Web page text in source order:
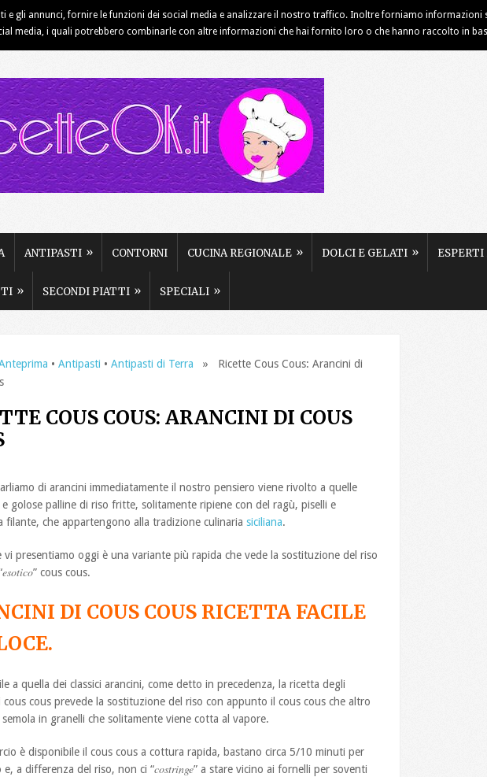
SIAMO CONTATTI INFORMATIVA COOKIE NOTE LEGALI PUBBLICITÀ
ANTIPASTI » CONTORNI CUCINA REGIONALE » DOLCI E GELATI »
» SECONDI PIATTI » SPECIALI »
• Antipasti • Antipasti di Terra » Ricette Cous Cous: Arancini di
COUS COUS: ARANCINI DI COUS
di arancini immediatamente il nostro pensiero viene rivolto a quelle
e golose palline di riso fritte, solitamente ripiene con del ragù, piselli e
filante, che appartengono alla tradizione culinaria siciliana.
vi presentiamo oggi è una variante più rapida che vede la sostituzione del riso
esotico” cous cous.
DI COUS COUS RICETTA FACILE
a quella dei classici arancini, come detto in precedenza, la ricetta degli
cous cous prevede la sostituzione del riso con appunto il cous cous che altro
in granelli che solitamente viene cotta al vapore.
è disponibile il cous cous a cottura rapida, bastano circa 5/10 minuti per
e, a differenza del riso, non ci “costringe” a stare vicino ai fornelli per soventi
e gli annunci, fornire le funzioni dei social media e analizzare il nostro traffico. Inoltre forniamo
media, i quali potrebbero combinarle con altre informazioni che hai fornito loro o che hanno raccolto in